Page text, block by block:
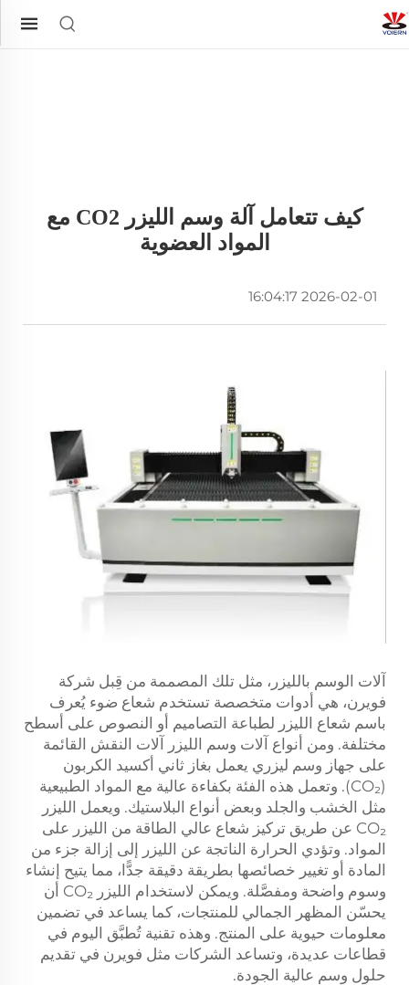
كيف تتعامل آلة وسم الليزر CO2 مع
المواد العضوية
2026-02-01 16:04:17
آلات الوسم بالليزر، مثل تلك المصممة من قِبل شركة
فويرن، هي أدوات متخصصة تستخدم شعاع ضوء يُعرف
باسم شعاع الليزر لطباعة التصاميم أو النصوص على أسطح
مختلفة. ومن أنواع آلات وسم الليزر آلات النقش القائمة
على جهاز وسم ليزري يعمل بغاز ثاني أكسيد الكربون
(CO₂). وتعمل هذه الفئة بكفاءة عالية مع المواد الطبيعية
مثل الخشب والجلد وبعض أنواع البلاستيك. ويعمل الليزر
CO₂ عن طريق تركيز شعاع عالي الطاقة من الليزر على
المواد. وتؤدي الحرارة الناتجة عن الليزر إلى إزالة جزء من
المادة أو تغيير خصائصها بطريقة دقيقة جدًّا، مما يتيح إنشاء
وسوم واضحة ومفصَّلة. ويمكن لاستخدام الليزر CO₂ أن
يحسّن المظهر الجمالي للمنتجات، كما يساعد في تضمين
معلومات حيوية على المنتج. وهذه تقنية تُطبَّق اليوم في
قطاعات عديدة، وتساعد الشركات مثل فويرن في تقديم
حلول وسم عالية الجودة.